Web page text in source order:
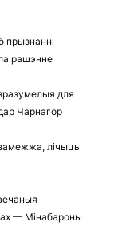
прызнанні
рашэнне
для
Чарнагор
лічыць
— Мінабароны